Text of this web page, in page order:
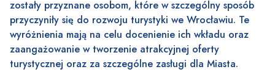
zostały przyznane osobom, które w szczególny sposób
przyczyniły się do rozwoju turystyki we Wrocławiu. Te
wyróżnienia mają na celu docenienie ich wkładu oraz
zaangażowanie w tworzenie atrakcyjnej oferty
turystycznej oraz za szczególne zasługi dla Miasta.